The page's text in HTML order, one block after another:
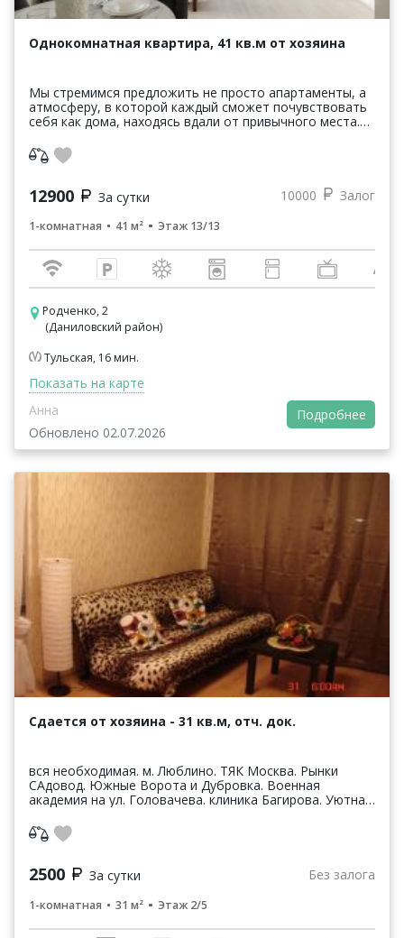
Однокомнатная квартира, 41 кв.м от хозяина
Мы стремимся предложить не просто апартаменты, а
атмосферу, в которой каждый сможет почувствовать
себя как дома, находясь вдали от привычного места.
12900 За сутки 10000 Залог
1-комнатная 41 м² Этаж 13/13
Родченко, 2
(Даниловский район)
Тульская, 16 мин.
Показать на карте
Анна
Обновлено 02.07.2026
Подробнее
Сдается от хозяина - 31 кв.м, отч. док.
вся необходимая. м. Люблино. ТЯК Москва. Рынки
САдовод. Южные Ворота и Дубровка. Военная
академия на ул. Головачева. клиника Багирова. Уютная
кварти...
2500 За сутки Без залога
1-комнатная 31 м² Этаж 2/5